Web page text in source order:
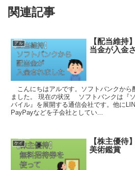
関連記事
アル
【配当維持
当金が入金
こんにちはアルです。ソフトバンクから
ました。 現在の状況 ソフトバンクは『
バイル』を展開する通信会社です。他に
PayPayなどを子会社としてい...
ケイ
【株主優待
美術鑑賞